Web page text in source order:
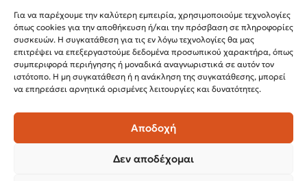
Για να παρέχουμε την καλύτερη εμπειρία, χρησιμοποιούμε τεχνολογίες
όπως cookies για την αποθήκευση ή/και την πρόσβαση σε πληροφορίες
συσκευών. Η συγκατάθεση για τις εν λόγω τεχνολογίες θα μας
επιτρέψει να επεξεργαστούμε δεδομένα προσωπικού χαρακτήρα, όπως
συμπεριφορά περιήγησης ή μοναδικά αναγνωριστικά σε αυτόν τον
ιστότοπο. Η μη συγκατάθεση ή η ανάκληση της συγκατάθεσης, μπορεί
να επηρεάσει αρνητικά ορισμένες λειτουργίες και δυνατότητες.
Αποδοχή
Δεν αποδέχομαι
Εγνατίας 112, 3ος όροφος, 54622,
Θεσσαλονίκη
Ώρες λειτουργίας:
Δευτέρα – Παρασκευή, 10:00 –14:00